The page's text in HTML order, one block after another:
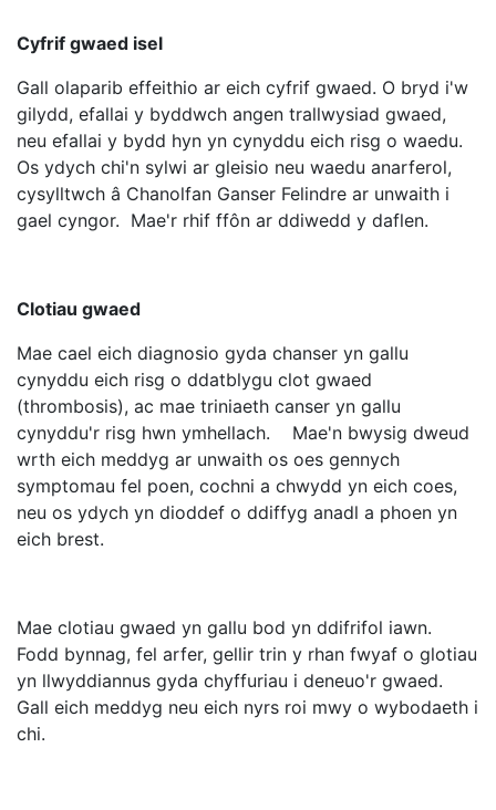
Cyfrif gwaed isel
Gall olaparib effeithio ar eich cyfrif gwaed. O bryd i'w
gilydd, efallai y byddwch angen trallwysiad gwaed,
neu efallai y bydd hyn yn cynyddu eich risg o waedu.
Os ydych chi'n sylwi ar gleisio neu waedu anarferol,
cysylltwch â Chanolfan Ganser Felindre ar unwaith i
gael cyngor. Mae'r rhif ffôn ar ddiwedd y daflen.
Clotiau gwaed
Mae cael eich diagnosio gyda chanser yn gallu
cynyddu eich risg o ddatblygu clot gwaed
(thrombosis), ac mae triniaeth canser yn gallu
cynyddu'r risg hwn ymhellach. Mae'n bwysig dweud
wrth eich meddyg ar unwaith os oes gennych
symptomau fel poen, cochni a chwydd yn eich coes,
neu os ydych yn dioddef o ddiffyg anadl a phoen yn
eich brest.
Mae clotiau gwaed yn gallu bod yn ddifrifol iawn.
Fodd bynnag, fel arfer, gellir trin y rhan fwyaf o glotiau
yn llwyddiannus gyda chyffuriau i deneuo'r gwaed.
Gall eich meddyg neu eich nyrs roi mwy o wybodaeth i
chi.